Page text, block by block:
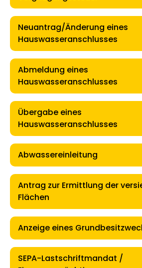
Neuantrag/Änderung eines
Hauswasseranschlusses
Abmeldung eines
Hauswasseranschlusses
Übergabe eines
Hauswasseranschlusses
Abwassereinleitung
Antrag zur Ermittlung der
Flächen
Anzeige eines
SEPA-Lastschriftmandat /